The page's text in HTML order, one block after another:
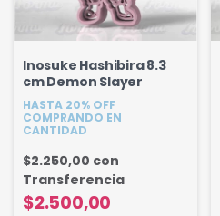
Inosuke Hashibira 8.3
cm Demon Slayer
HASTA 20% OFF
COMPRANDO EN
CANTIDAD
$2.500,00
$2.250,00 con
Transferencia